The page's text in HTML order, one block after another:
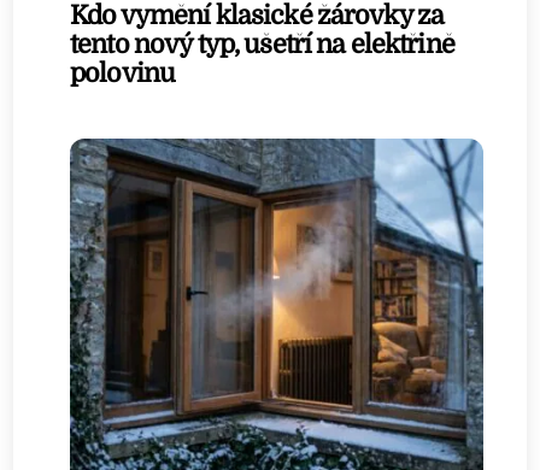
Kdo vymění klasické žárovky za
tento nový typ, ušetří na elektřině
polovinu